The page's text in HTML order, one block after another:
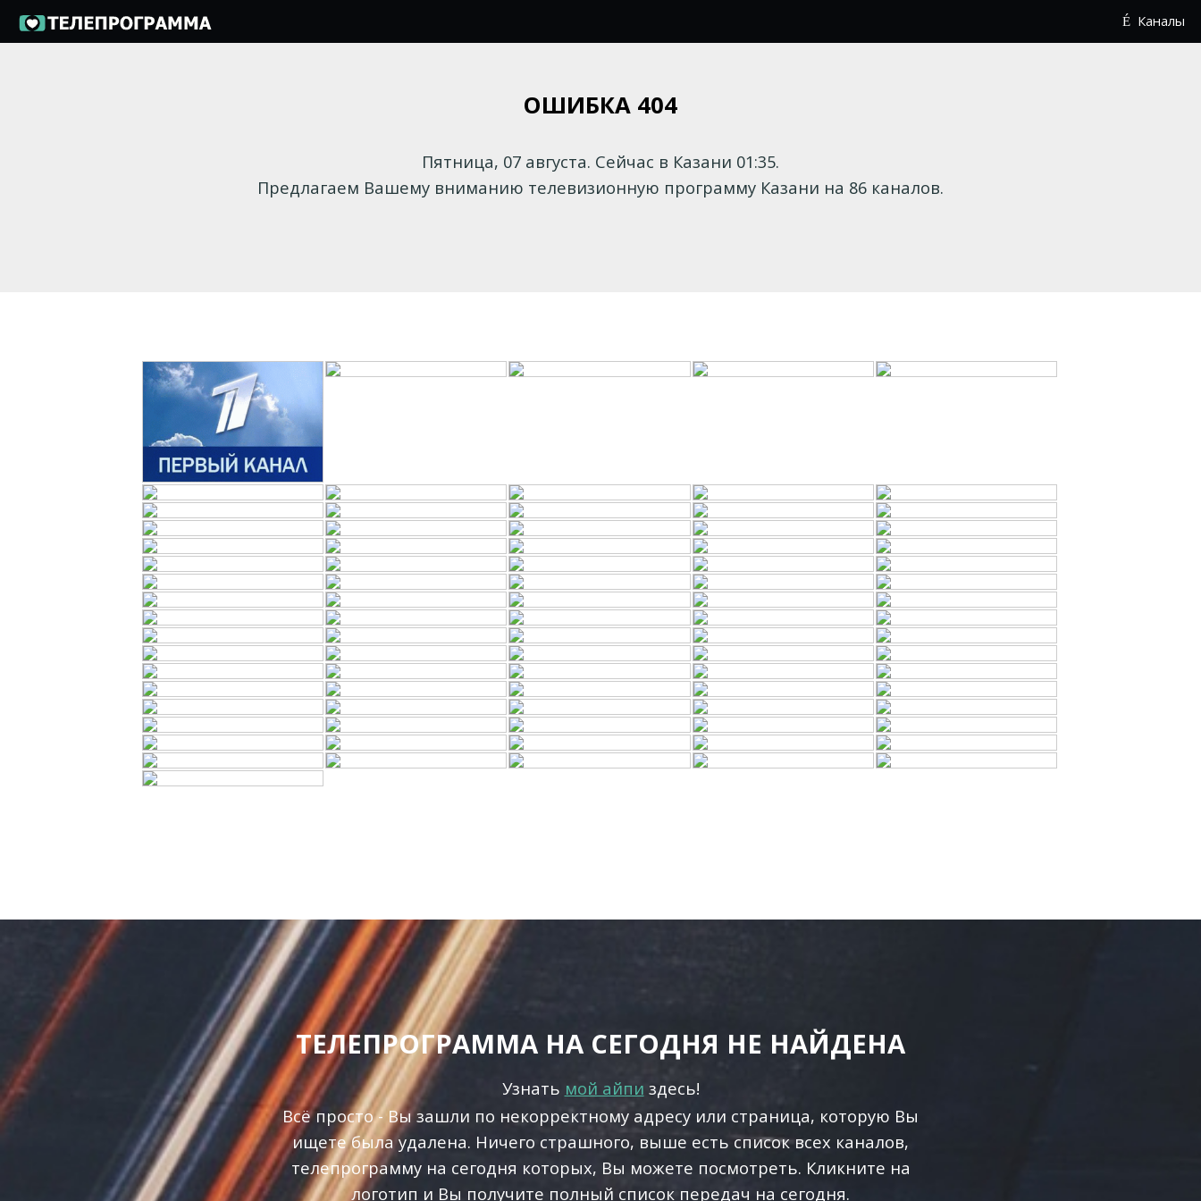
Каналы
ОШИБКА 404
Пятница, 07 августа. Сейчас в Казани 01:35.
Предлагаем Вашему вниманию телевизионную программу Казани на 86 каналов.
ТЕЛЕПРОГРАММА НА СЕГОДНЯ НЕ НАЙДЕНА
Узнать мой айпи здесь!
Всё просто - Вы зашли по некорректному адресу или страница, которую Вы
ищете была удалена. Ничего страшного, выше есть список всех каналов,
телепрограмму на сегодня которых, Вы можете посмотреть. Кликните на
логотип и Вы получите полный список передач на сегодня.